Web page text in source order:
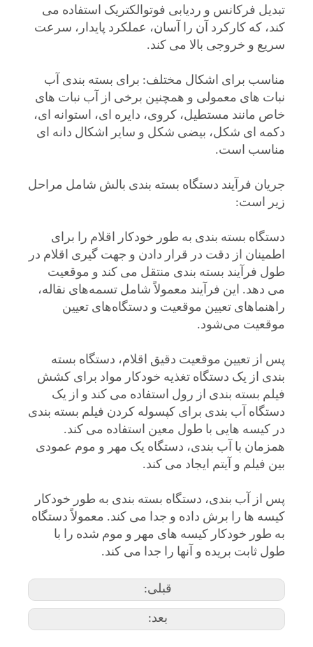
تبدیل فرکانس و ردیابی فوتوالکتریک استفاده می
کند، که کارکرد آن را آسان، عملکرد پایدار، سرعت
سریع و خروجی بالا می کند.
مناسب برای اشکال مختلف: برای بسته بندی آب
نبات های معمولی و همچنین برخی از آب نبات های
خاص مانند مستطیل، کروی، دایره ای، استوانه ای،
دکمه ای شکل، بیضی شکل و سایر اشکال دانه ای
مناسب است.
جریان فرآیند دستگاه بسته بندی بالش شامل مراحل
زیر است:
دستگاه بسته بندی به طور خودکار اقلام را برای
اطمینان از دقت در قرار دادن و جهت گیری اقلام در
طول فرآیند بسته بندی منتقل می کند و موقعیت
می دهد. این فرآیند معمولاً شامل تسمه‌های نقاله،
راهنماهای تعیین موقعیت و دستگاه‌های تعیین
موقعیت می‌شود.
پس از تعیین موقعیت دقیق اقلام، دستگاه بسته
بندی از یک دستگاه تغذیه خودکار مواد برای کشش
فیلم بسته بندی از رول استفاده می کند و از یک
دستگاه آب بندی برای کپسوله کردن فیلم بسته بندی
در کیسه هایی با طول معین استفاده می کند.
همزمان با آب بندی، دستگاه یک مهر و موم عمودی
بین فیلم و آیتم ایجاد می کند.
پس از آب بندی، دستگاه بسته بندی به طور خودکار
کیسه ها را برش داده و جدا می کند. معمولاً دستگاه
به طور خودکار کیسه های مهر و موم شده را با
طول ثابت بریده و آنها را جدا می کند.
قبلی:
بعد: